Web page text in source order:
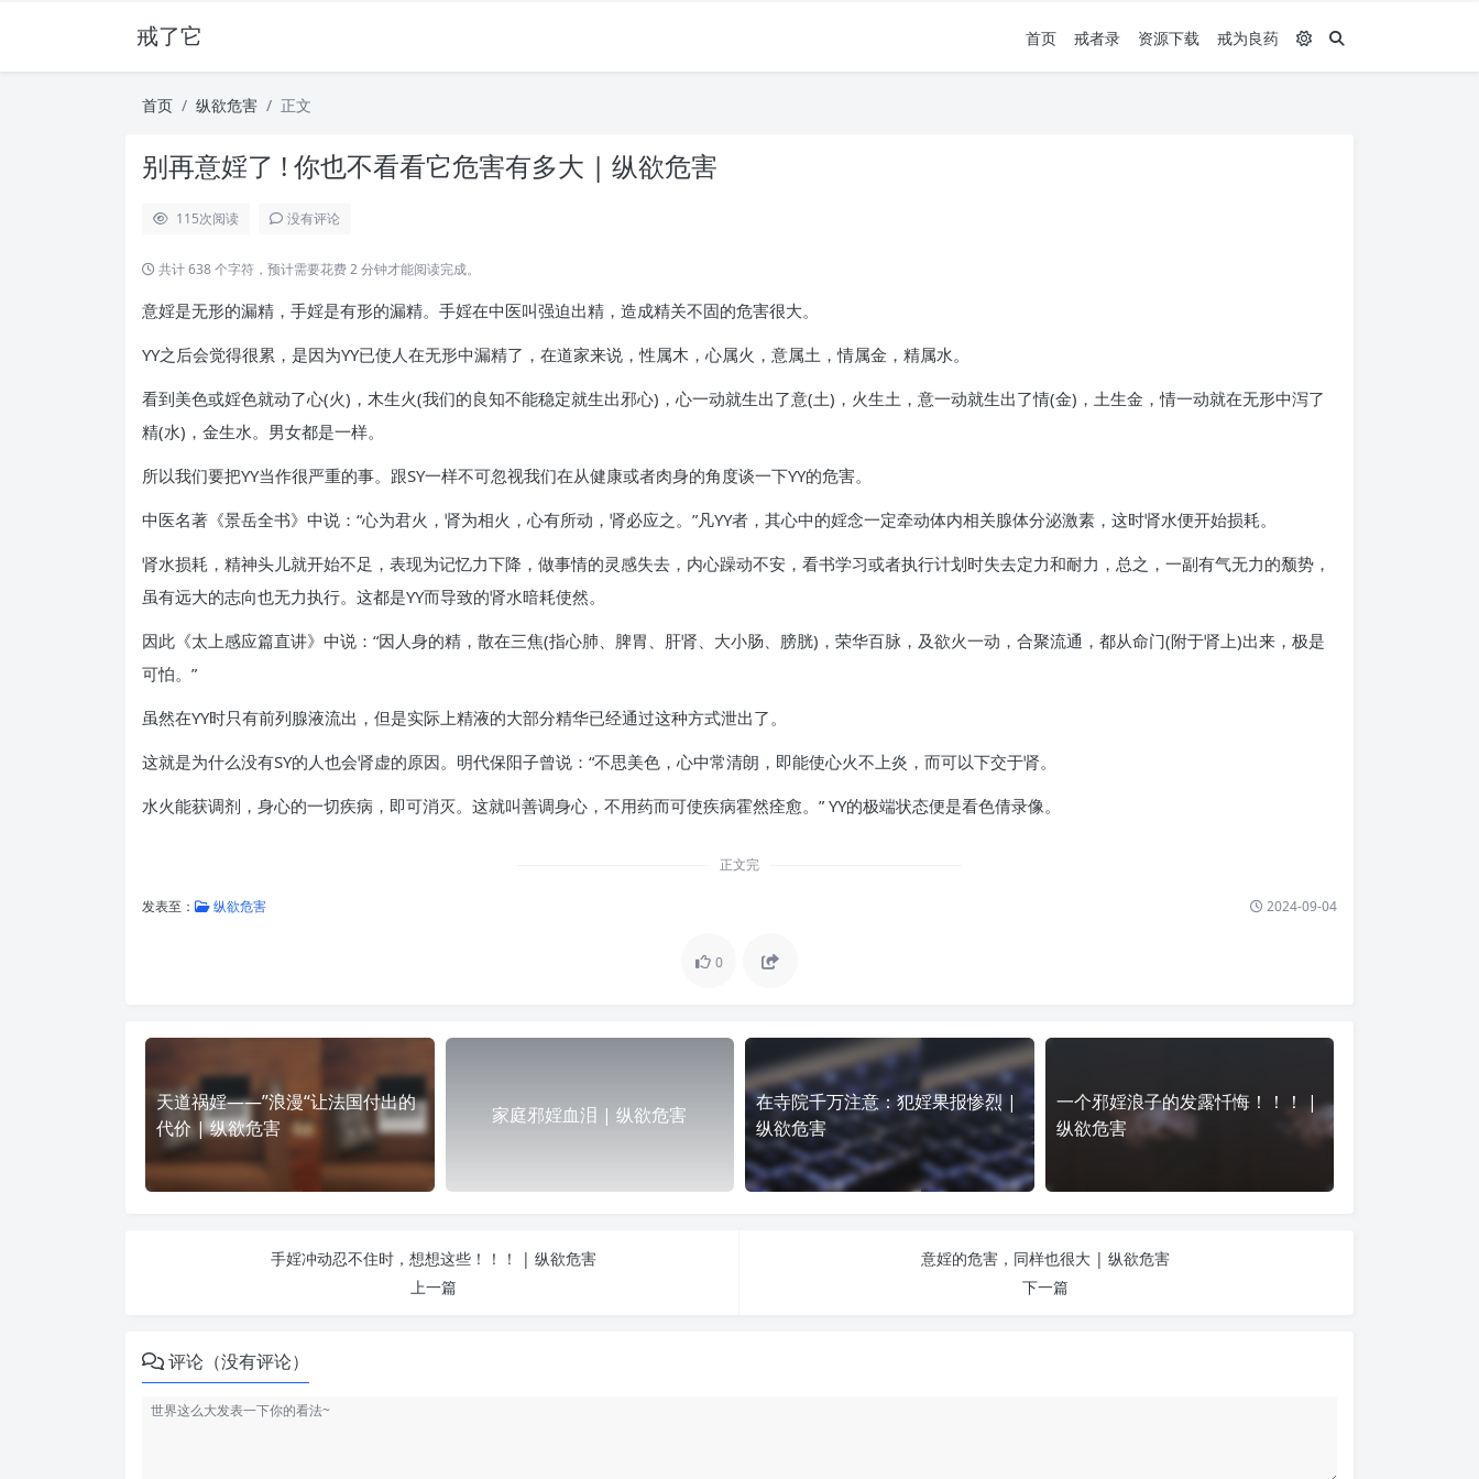
戒了它 首页 戒者录 资源下载 戒为良药
首页 纵欲危害 正文
别再意婬了 ! 你也不看看它危害有多大 | 纵欲危害
115次阅读 没有评论
共计 638 个字符，预计需要花费 2 分钟才能阅读完成。
意婬是无形的漏精，手婬是有形的漏精。手婬在中医叫强迫出精，造成精关不固的危害很大。
YY之后会觉得很累，是因为YY已使人在无形中漏精了，在道家来说，性属木，心属火，意属土，情属金，精属水。
看到美色或婬色就动了心(火)，木生火(我们的良知不能稳定就生出邪心)，心一动就生出了意(土)，火生土，意一动就生出了情(金)，土生金，情一动就在无形中泻了
精(水)，金生水。男女都是一样。
所以我们要把YY当作很严重的事。跟SY一样不可忽视我们在从健康或者肉身的角度谈一下YY的危害。
中医名著《景岳全书》中说：“心为君火，肾为相火，心有所动，肾必应之。”凡YY者，其心中的婬念一定牵动体内相关腺体分泌激素，这时肾水便开始损耗。
肾水损耗，精神头儿就开始不足，表现为记忆力下降，做事情的灵感失去，内心躁动不安，看书学习或者执行计划时失去定力和耐力，总之，一副有气无力的颓势，
虽有远大的志向也无力执行。这都是YY而导致的肾水暗耗使然。
因此《太上感应篇直讲》中说：“因人身的精，散在三焦(指心肺、脾胃、肝肾、大小肠、膀胱)，荣华百脉，及欲火一动，合聚流通，都从命门(附于肾上)出来，极是
可怕。”
虽然在YY时只有前列腺液流出，但是实际上精液的大部分精华已经通过这种方式泄出了。
这就是为什么没有SY的人也会肾虚的原因。明代保阳子曾说：“不思美色，心中常清朗，即能使心火不上炎，而可以下交于肾。
水火能获调剂，身心的一切疾病，即可消灭。这就叫善调身心，不用药而可使疾病霍然痊愈。” YY的极端状态便是看色倩录像。
正文完
发表至： 纵欲危害 2024-09-04
0
天道祸婬——”浪漫“让法国付出的
代价 | 纵欲危害
家庭邪婬血泪 | 纵欲危害
在寺院千万注意：犯婬果报惨烈 |
纵欲危害
一个邪婬浪子的发露忏悔！！！ |
纵欲危害
手婬冲动忍不住时，想想这些！！！ | 纵欲危害
上一篇
意婬的危害，同样也很大 | 纵欲危害
下一篇
评论（没有评论）